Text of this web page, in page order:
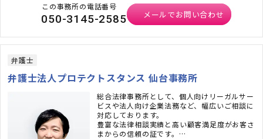
この事務所の電話番号
050-3145-2585 メールでお問い合わせ
弁護士
弁護士法人プロテクトスタンス 仙台事務所
総合法律事務所として、個人向けリーガルサー
ビスや法人向け企業法務など、幅広いご相談に
対応しております。
豊富な法律相談実績と高い顧客満足度がお客さ
まからの信頼の証です。